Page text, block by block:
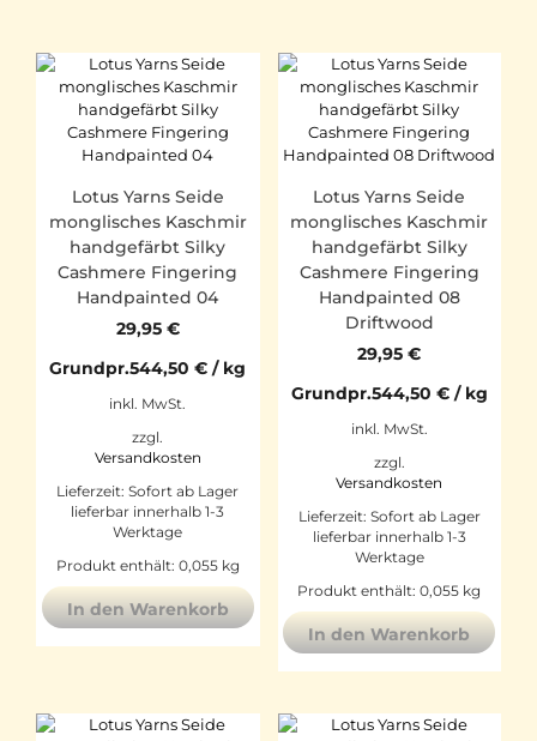
Lotus Yarns Seide
monglisches Kaschmir
handgefärbt Silky
Cashmere Fingering
Handpainted 04
29,95 €
Grundpr.544,50€ / kg
inkl. MwSt.
zzgl.
Versandkosten
Lieferzeit:Sofort ab Lager
lieferbar innerhalb 1-3
Werktage
Produkt enthält: 0,055 kg
In den Warenkorb
Lotus Yarns Seide
monglisches Kaschmir
handgefärbt Silky
Cashmere Fingering
Handpainted 08
Driftwood
29,95€
Grundpr.544,50 €/ kg
inkl. MwSt.
zzgl.
Versandkosten
Lieferzeit: Sofort ab Lager
lieferbar innerhalb 1-3
Werktage
Produkt enthält: 0,055 kg
In den Warenkorb